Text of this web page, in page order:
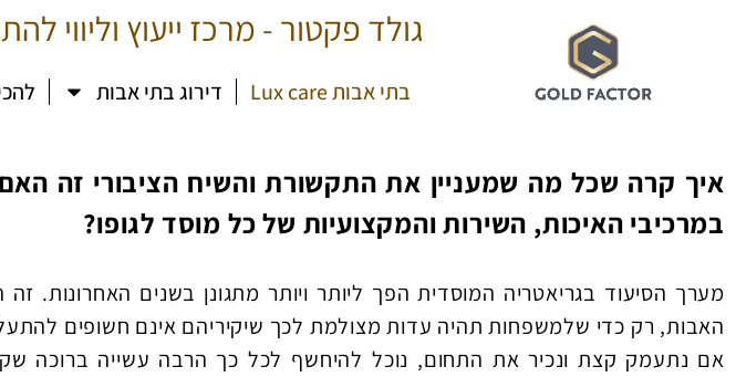
גולד פקטור - מרכז ייעוץ וליווי
בתי אבות Lux care דירוג בתי אבות
איך קרה שכל מה שמעניין את התקשורת והשיח הציבורי זה האם
במרכיבי האיכות, השירות והמקצועיות של כל מוסד לגופו?
מערך הסיעוד בגריאטריה המוסדית הפך ליותר ויותר מתגונן בשנים
האבות, רק כדי שלמשפחות תהיה עדות מצולמת לכך שיקיריהם אינם חשופים
אם נתעמק קצת ונכיר את התחום, נוכל להיחשף לכל כך הרבה עשייה ברוכה